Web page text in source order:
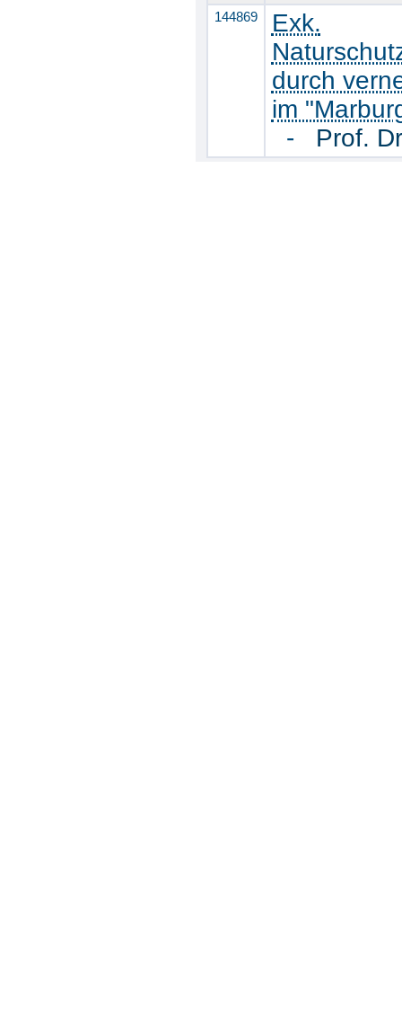
144869
Exk.
durch
im
- Prof.